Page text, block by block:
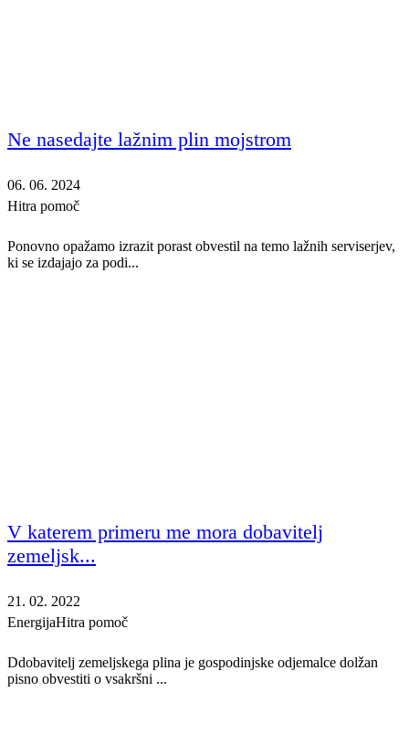
Ne nasedajte lažnim plin mojstrom
06. 06. 2024
Hitra pomoč
Ponovno opažamo izrazit porast obvestil na temo lažnih serviserjev,
ki se izdajajo za podi...
V katerem primeru me mora dobavitelj
zemeljsk...
21. 02. 2022
EnergijaHitra pomoč
Ddobavitelj zemeljskega plina je gospodinjske odjemalce dolžan
pisno obvestiti o vsakršni ...